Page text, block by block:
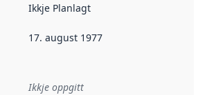
:
Ikkje Planlagt
Denne datoen seier når dataa i dette
17. august 1977
Ikkje oppgitt